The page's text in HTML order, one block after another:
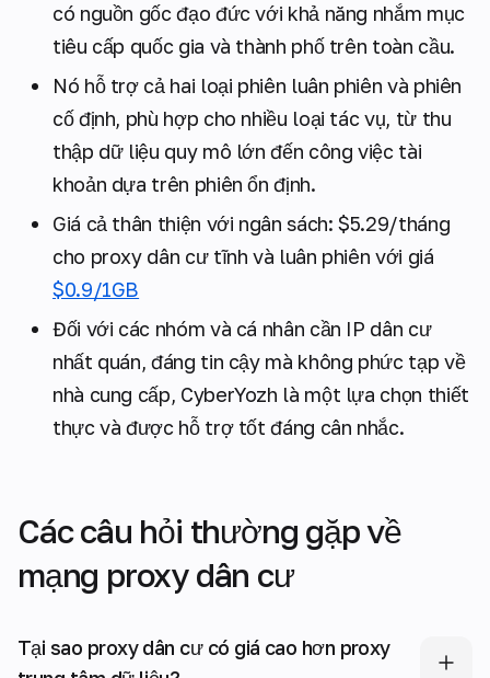
có nguồn gốc đạo đức với khả năng nhắm mục
tiêu cấp quốc gia và thành phố trên toàn cầu.
Nó hỗ trợ cả hai loại phiên luân phiên và phiên
cố định, phù hợp cho nhiều loại tác vụ, từ thu
thập dữ liệu quy mô lớn đến công việc tài
khoản dựa trên phiên ổn định.
Giá cả thân thiện với ngân sách: $5.29/tháng
cho proxy dân cư tĩnh và luân phiên với giá
$0.9/1GB
Đối với các nhóm và cá nhân cần IP dân cư
nhất quán, đáng tin cậy mà không phức tạp về
nhà cung cấp, CyberYozh là một lựa chọn thiết
thực và được hỗ trợ tốt đáng cân nhắc.
Các câu hỏi thường gặp về
mạng proxy dân cư
Tại sao proxy dân cư có giá cao hơn proxy